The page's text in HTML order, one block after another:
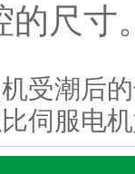
的尺寸
受潮后
伺服电